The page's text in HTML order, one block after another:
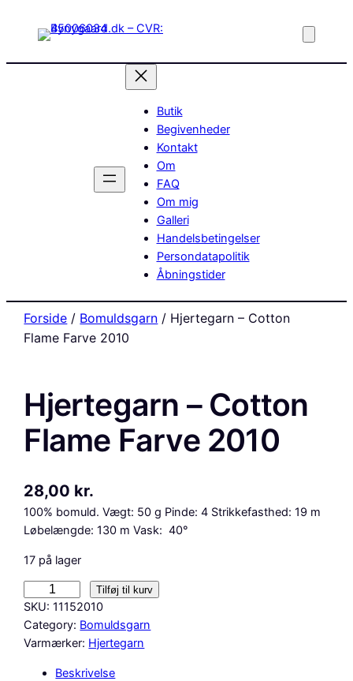
Butik
Begivenheder
Kontakt
Om
FAQ
Om mig
Galleri
Handelsbetingelser
Persondatapolitik
Åbningstider
Forside / Bomuldsgarn / Hjertegarn – Cotton
Flame Farve 2010
Hjertegarn – Cotton
Flame Farve 2010
28,00 kr.
100% bomuld. Vægt: 50 g Pinde: 4 Strikkefasthed: 19 m
Løbelængde: 130 m Vask: 40°
17 på lager
j
e
r
Tilføj til kurv
SKU: 11152010
Category: Bomuldsgarn
Varmærker: Hjertegarn
Beskrivelse